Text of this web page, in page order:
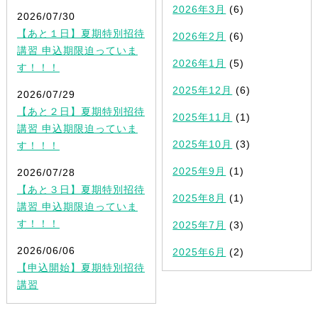
2026/07/30
【あと１日】夏期特別招待
講習 申込期限迫っていま
す！！！
2026/07/29
【あと２日】夏期特別招待
講習 申込期限迫っていま
す！！！
2026/07/28
【あと３日】夏期特別招待
講習 申込期限迫っていま
す！！！
2026/06/06
【申込開始】夏期特別招待
講習
2026年3月 (6)
2026年2月 (6)
2026年1月 (5)
2025年12月 (6)
2025年11月 (1)
2025年10月 (3)
2025年9月 (1)
2025年8月 (1)
2025年7月 (3)
2025年6月 (2)